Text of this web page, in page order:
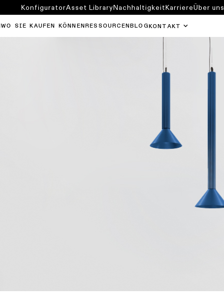
WO SIE KAUFEN KÖNNEN RESSOURCEN BLOG KONTAKT
KonfiguratorAsset LibraryNachhaltigkeitKarriereÜber uns